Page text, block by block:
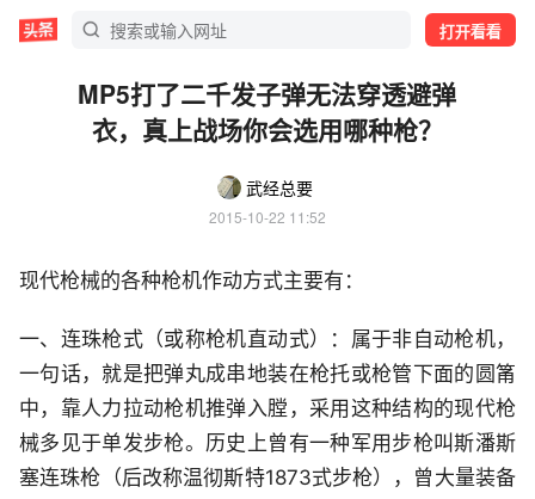
打开看看
MP5打了二千发子弹无法穿透避弹
衣，真上战场你会选用哪种枪？
武经总要
2015-10-22 11:52
现代枪械的各种枪机作动方式主要有：
一、连珠枪式（或称枪机直动式）：属于非自动枪机，
一句话，就是把弹丸成串地装在枪托或枪管下面的圆筩
中，靠人力拉动枪机推弹入膛，采用这种结构的现代枪
械多见于单发步枪。历史上曾有一种军用步枪叫斯潘斯
塞连珠枪（后改称温彻斯特1873式步枪），曾大量装备